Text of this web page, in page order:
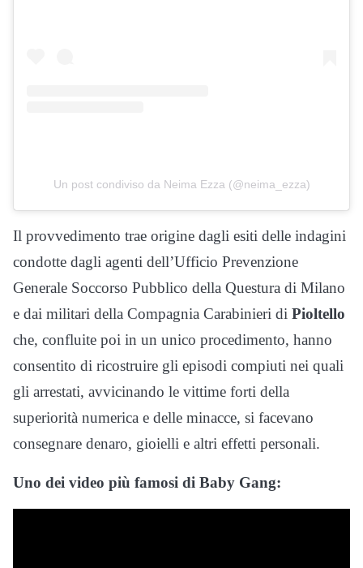
Un post condiviso da Neima Ezza (@neima_ezza)
Il provvedimento trae origine dagli esiti delle indagini
condotte dagli agenti dell’Ufficio Prevenzione
Generale Soccorso Pubblico della Questura di Milano
e dai militari della Compagnia Carabinieri di Pioltello
che, confluite poi in un unico procedimento, hanno
consentito di ricostruire gli episodi compiuti nei quali
gli arrestati, avvicinando le vittime forti della
superiorità numerica e delle minacce, si facevano
consegnare denaro, gioielli e altri effetti personali.
Uno dei video più famosi di Baby Gang: